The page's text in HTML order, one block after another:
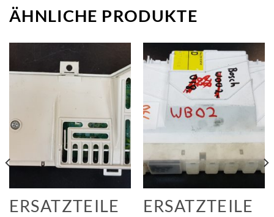
ÄHNLICHE PRODUKTE
ERSATZTEILE ERSATZTEILE